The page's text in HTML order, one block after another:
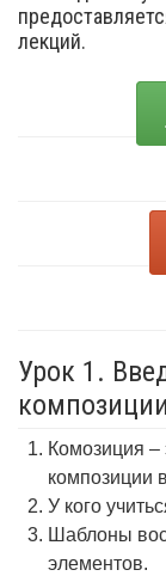
лекций.
Урок 1.
Комозиция –
композиции
У кого
Шаблоны
элементов.